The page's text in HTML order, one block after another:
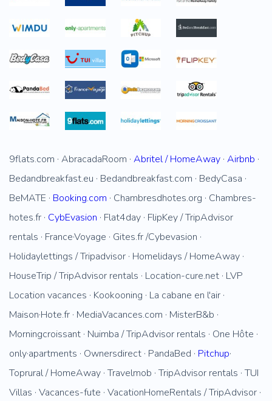
9flats.com · AbracadaRoom · Abritel / HomeAway · Airbnb ·
Bedandbreakfast.eu · Bedandbreakfast.com · BedyCasa ·
BeMATE · Booking.com · Chambresdhotes.org · Chambres-
hotes.fr · CybEvasion · Flat4day · FlipKey / TripAdvisor
rentals · France·Voyage · Gites.fr /Cybevasion ·
Holidaylettings / Tripadvisor · Homelidays / HomeAway ·
HouseTrip / TripAdvisor rentals · Location-cure.net · LVP
Location vacances · Kookooning · La cabane en l'air ·
Maison·Hote.fr · MediaVacances.com · MisterB&b ·
Morningcroissant · Nuimba / TripAdvisor rentals · One Hôte ·
only·apartments · Ownersdirect · PandaBed · Pitchup·
Toprural / HomeAway · Travelmob · TripAdvisor rentals · TUI
Villas · Vacances-fute · VacationHomeRentals / TripAdvisor ·